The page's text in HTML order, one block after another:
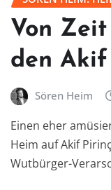
Von Zeit
den
Sören Heim
Einen eher
Heim auf Akif
Wutbürger-